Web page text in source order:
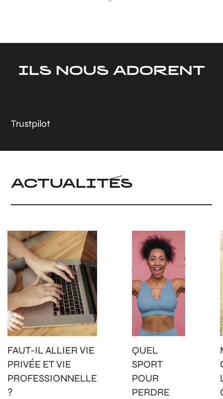
ILS NOUS ADORENT
Trustpilot
ACTUALITÉS
FAUT-IL ALLIER VIE
PRIVÉE ET VIE
PROFESSIONNELLE
?
QUEL
SPORT
POUR
PERDRE